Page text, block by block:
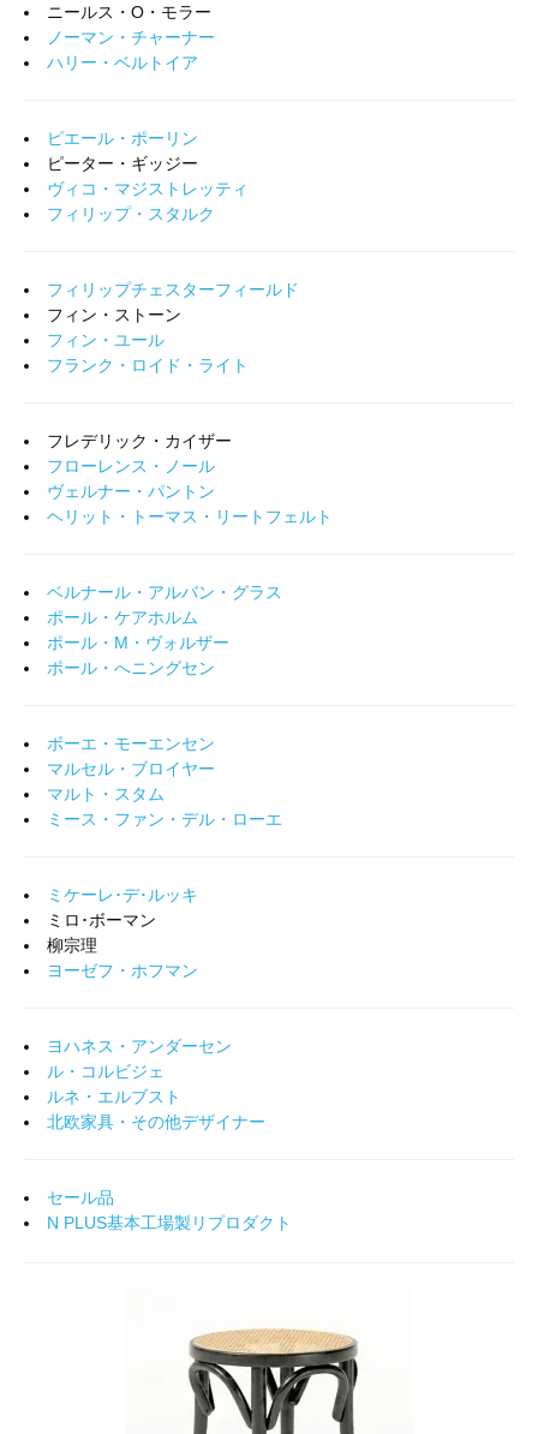
ニールス・O・モラー
ノーマン・チャーナー
ハリー・ベルトイア
ピエール・ポーリン
ピーター・ギッジー
ヴィコ・マジストレッティ
フィリップ・スタルク
フィリップチェスターフィールド
フィン・ストーン
フィン・ユール
フランク・ロイド・ライト
フレデリック・カイザー
フローレンス・ノール
ヴェルナー・パントン
ヘリット・トーマス・リートフェルト
ベルナール・アルバン・グラス
ポール・ケアホルム
ポール・M・ヴォルザー
ポール・へニングセン
ボーエ・モーエンセン
マルセル・ブロイヤー
マルト・スタム
ミース・ファン・デル・ローエ
ミケーレ･デ･ルッキ
ミロ･ボーマン
柳宗理
ヨーゼフ・ホフマン
ヨハネス・アンダーセン
ル・コルビジェ
ルネ・エルブスト
北欧家具・その他デザイナー
セール品
N PLUS基本工場製リプロダクト